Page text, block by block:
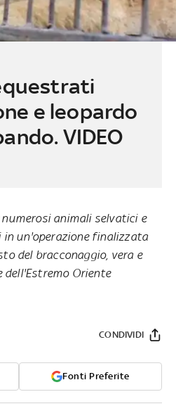
e leopardo
VIDEO
animali selvatici e
in un'operazione finalizzata
del bracconaggio, vera e
dell'Estremo Oriente
Fonti Preferite
CONDIVIDI